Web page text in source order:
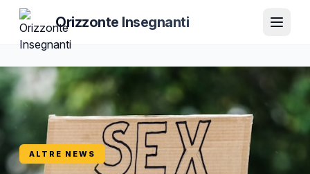
Orizzonte Insegnanti
ALTRE NEWS